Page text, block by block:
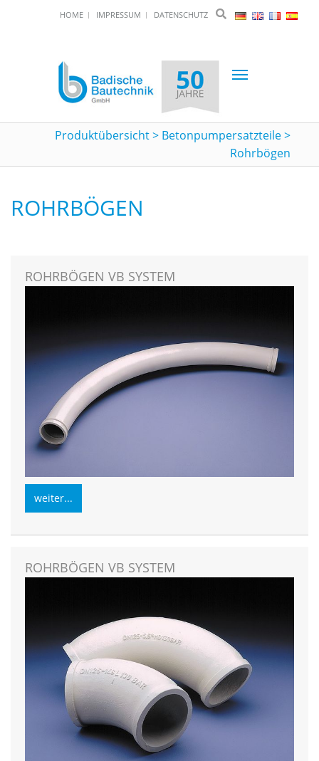
HOME IMPRESSUM DATENSCHUTZ
Toggle
Produktübersicht> Betonpumpersatzteile>
Rohrbögen
ROHRBÖGEN
ROHRBÖGEN VB SYSTEM
weiter...
ROHRBÖGEN VB SYSTEM